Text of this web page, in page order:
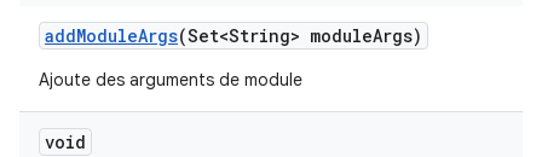
addModuleArgs(Set<String> moduleArgs)
Ajoute des arguments de module
void